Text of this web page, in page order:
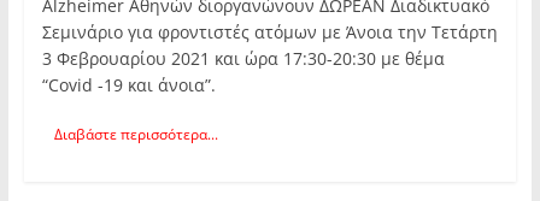
Alzheimer Αθηνών διοργανώνουν ΔΩΡΕΑΝ Διαδικτυακό
Σεμινάριο για φροντιστές ατόμων με Άνοια την Τετάρτη
3 Φεβρουαρίου 2021 και ώρα 17:30-20:30 με θέμα
“Cοvid -19 και άνοια”.
Διαβάστε περισσότερα...